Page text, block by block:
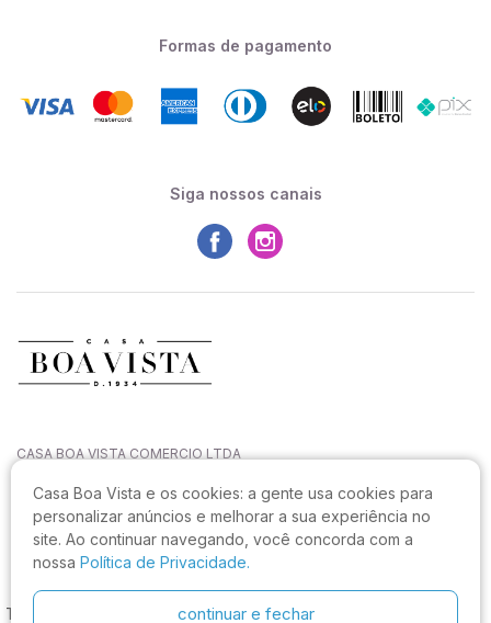
Casa Boa Vista e os cookies: a gente usa cookies para
personalizar anúncios e melhorar a sua experiência no
site. Ao continuar navegando, você concorda com a
nossa Política de Privacidade.
continuar e fechar
CASA BOA VISTA COMERCIO LTDA
Rua João Sampaio da Silva, 144, Capoeiras
CEP: 88090-820, Florianópolis - SC
Não realizamos atendimento neste endereço.
Formas de pagamento
Siga nossos canais
Tecido Failete Italiano Flores Amarelo Mostarda, os melhores